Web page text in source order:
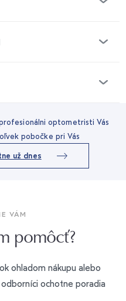
optometristi Vás
pobočke pri Vás
už dnes
VÁM
pomôcť?
ohladom nákupu alebo
ochotne poradia